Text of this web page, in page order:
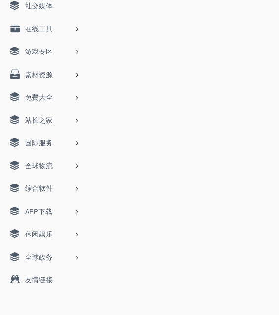
社交媒体
在线工具
游戏专区
素材资源
免费大全
站长之家
国际服务
全球物流
综合软件
APP下载
休闲娱乐
全球政务
友情链接